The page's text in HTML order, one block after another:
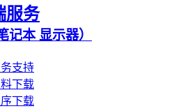
服务
记本 显示器）
支持
下载
下载